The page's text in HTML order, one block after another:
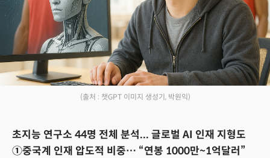
(출처 : 챗GPT 이미지 생성기, 박원익)
초지능 연구소 44명 전체 분석... 글로벌 AI 인재 지형도
①중국계 인재 압도적 비중… “연봉 1000만~1억달러”